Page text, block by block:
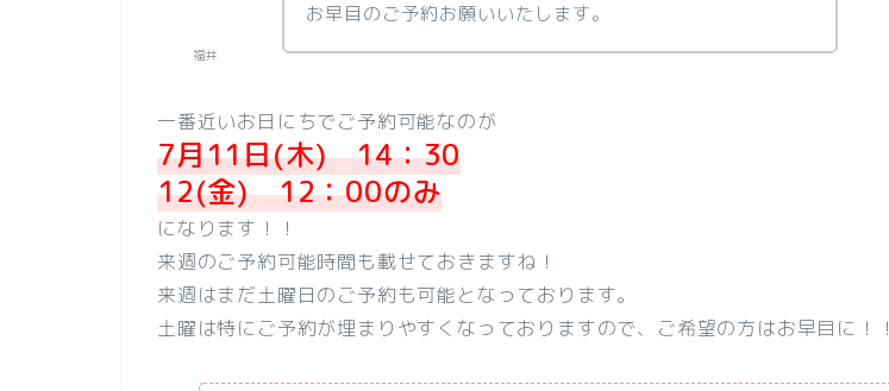
福井
お早目のご予約お願いいたします。
一番近いお日にちでご予約可能なのが
7月11日(木) 14：30
12(金) 12：00のみ
になります！！
来週のご予約可能時間も載せておきますね！
来週はまだ土曜日のご予約も可能となっております。
土曜は特にご予約が埋まりやすくなっておりますので、ご希望の方はお早目に！！